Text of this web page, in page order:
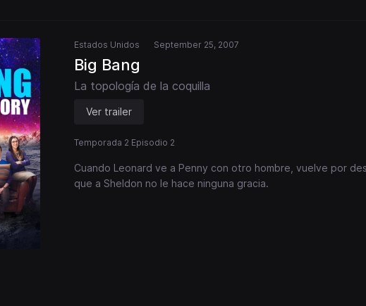
Estados Unidos September 25, 2007
Big Bang
La topología de la coquilla
Ver trailer
Temporada 2 Episodio 2
Cuando Leonard ve a Penny con otro hombre, vuelve por
que a Sheldon no le hace ninguna gracia.